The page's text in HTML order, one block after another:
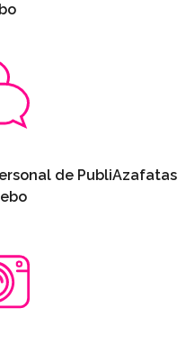
de PubliAzafatas